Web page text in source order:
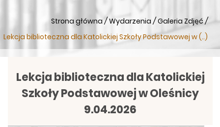
Strona główna / Wydarzenia / Galeria Zdjęć /
Lekcja biblioteczna dla Katolickiej Szkoły Podstawowej w (..)
Lekcja biblioteczna dla Katolickiej
Szkoły Podstawowej w Oleśnicy
9.04.2026